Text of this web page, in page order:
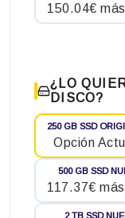
150.04€
¿LO
DISCO?
250 GB SSD
Opción
500 GB SSD
117.37€
2 TB SSD